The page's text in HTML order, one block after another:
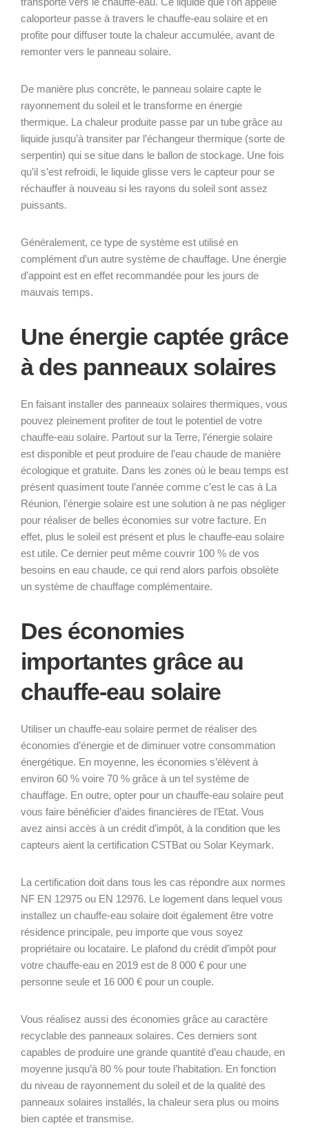
caloporteur passe à travers le chauffe-eau solaire et en
profite pour diffuser toute la chaleur accumulée, avant de
remonter vers le panneau solaire.
De manière plus concrète, le panneau solaire capte le
rayonnement du soleil et le transforme en énergie
thermique. La chaleur produite passe par un tube grâce au
liquide jusqu’à transiter par l’échangeur thermique (sorte de
serpentin) qui se situe dans le ballon de stockage. Une fois
qu’il s’est refroidi, le liquide glisse vers le capteur pour se
réchauffer à nouveau si les rayons du soleil sont assez
puissants.
Généralement, ce type de système est utilisé en
complément d’un autre système de chauffage. Une énergie
d’appoint est en effet recommandée pour les jours de
mauvais temps.
Une énergie captée grâce
à des panneaux solaires
En faisant installer des panneaux solaires thermiques, vous
pouvez pleinement profiter de tout le potentiel de votre
chauffe-eau solaire. Partout sur la Terre, l’énergie solaire
est disponible et peut produire de l’eau chaude de manière
écologique et gratuite. Dans les zones où le beau temps est
présent quasiment toute l’année comme c’est le cas à La
Réunion, l’énergie solaire est une solution à ne pas négliger
pour réaliser de belles économies sur votre facture. En
effet, plus le soleil est présent et plus le chauffe-eau solaire
est utile. Ce dernier peut même couvrir 100 % de vos
besoins en eau chaude, ce qui rend alors parfois obsolète
un système de chauffage complémentaire.
Des économies
importantes grâce au
chauffe-eau solaire
Utiliser un chauffe-eau solaire permet de réaliser des
économies d’énergie et de diminuer votre consommation
énergétique. En moyenne, les économies s’élèvent à
environ 60 % voire 70 % grâce à un tel système de
chauffage. En outre, opter pour un chauffe-eau solaire peut
vous faire bénéficier d’aides financières de l’Etat. Vous
avez ainsi accès à un crédit d’impôt, à la condition que les
capteurs aient la certification CSTBat ou Solar Keymark.
La certification doit dans tous les cas répondre aux normes
NF EN 12975 ou EN 12976. Le logement dans lequel vous
installez un chauffe-eau solaire doit également être votre
résidence principale, peu importe que vous soyez
propriétaire ou locataire. Le plafond du crédit d’impôt pour
votre chauffe-eau en 2019 est de 8 000 € pour une
personne seule et 16 000 € pour un couple.
Vous réalisez aussi des économies grâce au caractère
recyclable des panneaux solaires. Ces derniers sont
capables de produire une grande quantité d’eau chaude, en
moyenne jusqu’à 80 % pour toute l’habitation. En fonction
du niveau de rayonnement du soleil et de la qualité des
panneaux solaires installés, la chaleur sera plus ou moins
bien captée et transmise.